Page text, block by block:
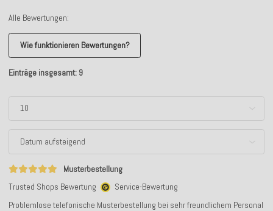
Alle Bewertungen:
Wie funktionieren Bewertungen?
Einträge insgesamt: 9
Musterbestellung
Trusted Shops Bewertung
Service-Bewertung
Problemlose telefonische Musterbestellung bei sehr freundlichem Personal